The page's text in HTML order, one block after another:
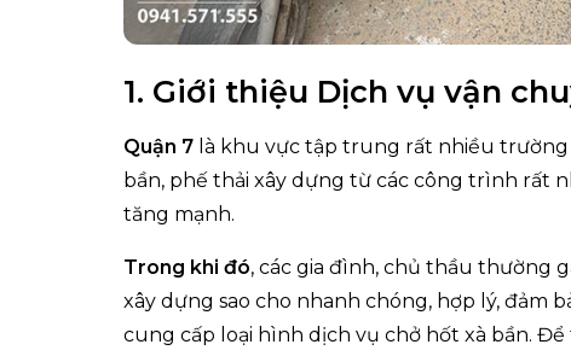
1. Giới thiệu Dịch vụ vận
Quận 7 là khu vực tập trung rất nhiều trường
bần, phế thải xây dựng từ các công trình rất
tăng mạnh.
Trong khi đó, các gia đình, chủ thầu thường
xây dựng sao cho nhanh chóng, hợp lý, đảm
cung cấp loại hình dịch vụ chở hốt xà bần.